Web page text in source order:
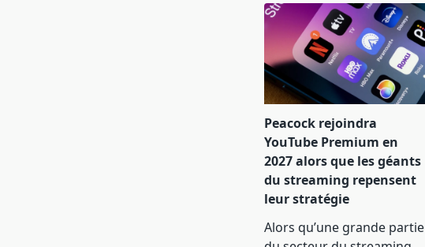
Peacock rejoindra
YouTube Premium en
2027 alors que les géants
du streaming repensent
leur stratégie
Alors qu’une grande partie